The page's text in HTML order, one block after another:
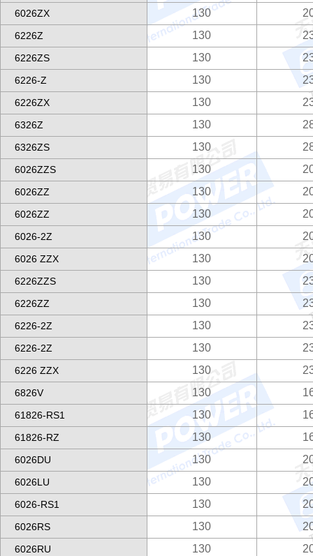
6026ZX 130
6226Z 130
6226ZS 130
6226-Z 130
6226ZX 130
6326Z 130
6326ZS 130
6026ZZS 130
6026ZZ 130
6026ZZ 130
6026-2Z 130
6026 ZZX 130
6226ZZS 130
6226ZZ 130
6226-2Z 130
6226-2Z 130
6226 ZZX 130
6826V 130
61826-RS1 130
61826-RZ 130
6026DU 130
6026LU 130
6026-RS1 130
6026RS 130
6026RU 130